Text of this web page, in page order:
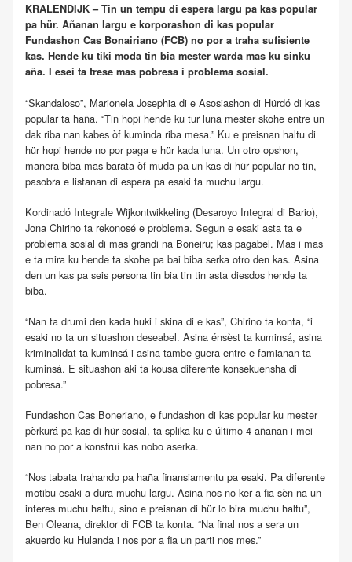
KRALENDIJK – Tin un tempu di espera largu pa kas popular
pa hür. Añanan largu e korporashon di kas popular
Fundashon Cas Bonairiano (FCB) no por a traha sufisiente
kas. Hende ku tiki moda tin bia mester warda mas ku sinku
aña. I esei ta trese mas pobresa i problema sosial.
“Skandaloso”, Marionela Josephia di e Asosiashon di Hürdó di kas
popular ta haña. “Tin hopi hende ku tur luna mester skohe entre un
dak riba nan kabes òf kuminda riba mesa.” Ku e preisnan haltu di
hür hopi hende no por paga e hür kada luna. Un otro opshon,
manera biba mas barata òf muda pa un kas di hür popular no tin,
pasobra e listanan di espera pa esaki ta muchu largu.
Kordinadó Integrale Wijkontwikkeling (Desaroyo Integral di Bario),
Jona Chirino ta rekonosé e problema. Segun e esaki asta ta e
problema sosial di mas grandi na Boneiru; kas pagabel. Mas i mas
e ta mira ku hende ta skohe pa bai biba serka otro den kas. Asina
den un kas pa seis persona tin bia tin tin asta diesdos hende ta
biba.
“Nan ta drumi den kada huki i skina di e kas”, Chirino ta konta, “i
esaki no ta un situashon deseabel. Asina énsèst ta kuminsá, asina
kriminalidat ta kuminsá i asina tambe guera entre e famianan ta
kuminsá. E situashon aki ta kousa diferente konsekuensha di
pobresa.”
Fundashon Cas Boneriano, e fundashon di kas popular ku mester
pèrkurá pa kas di hür sosial, ta splika ku e último 4 añanan i mei
nan no por a konstruí kas nobo aserka.
“Nos tabata trahando pa haña finansiamentu pa esaki. Pa diferente
motibu esaki a dura muchu largu. Asina nos no ker a fia sèn na un
interes muchu haltu, sino e preisnan di hür lo bira muchu haltu”,
Ben Oleana, direktor di FCB ta konta. “Na final nos a sera un
akuerdo ku Hulanda i nos por a fia un parti nos mes.”